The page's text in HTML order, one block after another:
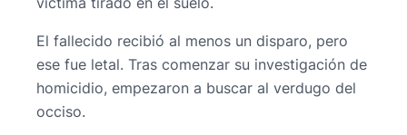
El fallecido recibió al menos un disparo, pero
ese fue letal. Tras comenzar su investigación de
homicidio, empezaron a buscar al verdugo del
occiso.